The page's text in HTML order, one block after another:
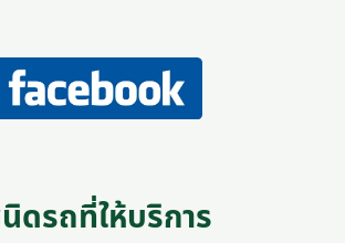
ดรถที่ให้บริการ